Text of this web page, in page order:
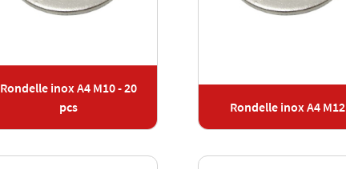
Rondelle inox A4 M10 - 20
pcs
Rondelle inox A4 M12